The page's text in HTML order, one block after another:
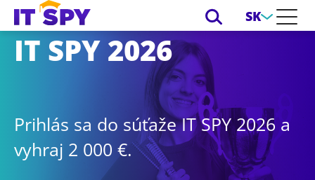
SK
IT SPY 2026
Prihlás sa do súťaže IT SPY 2026 a
vyhraj 2 000 €.